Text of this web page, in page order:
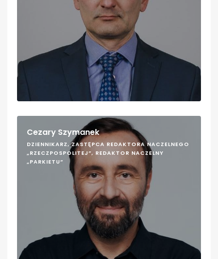
Cezary Szymanek
DZIENNIKARZ, ZASTĘPCA REDAKTORA NACZELNEGO
„RZECZPOSPOLITEJ”, REDAKTOR NACZELNY
„PARKIETU”